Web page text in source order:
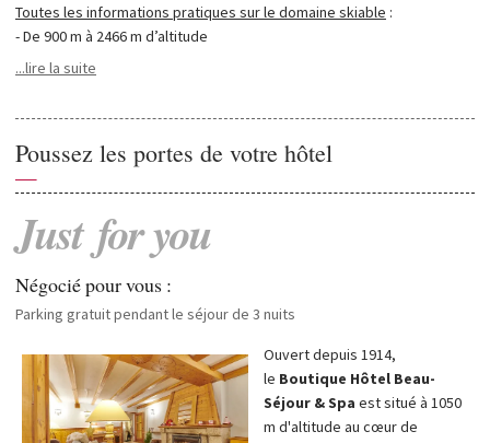
Toutes les informations pratiques sur le domaine skiable :
- De 900 m à 2466 m d’altitude
- 650 km de pistes (ski alpin et ski de fond)
Morgins, les Crosets-Val d’Illiez-Champoussin (suisses)
- 195 remontées mécaniques
cross...)
- Environ 1300 moniteurs de ski
- 90 restaurants d'altitude
- 3 vidéos parks
...lire la suite
Poussez les portes de votre hôtel
—
Just foryou
Négocié pour vous :
Parking gratuit pendant le séjour de 3 nuits
Ouvert depuis 1914,
le Boutique Hôtel Beau-
Séjour & Spa est situé à 1050
m d'altitude au cœur de